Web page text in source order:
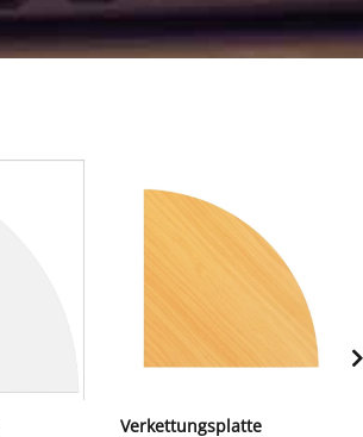
Verkettungsplatte